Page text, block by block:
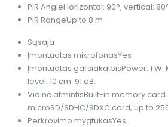
PIR AngleHorizontal: 90°, vertical:
PIR RangeUp to 8 m
Sąsaja
Įmontuotas mikrofonasYes
Įmontuotas garsiakalbisPower: 1
level: 10 cm: 91 dB.
Vidinė atmintisBuilt-in memory card
microSD/SDHC/SDXC card, up to
Perkrovimo mygtukasYes